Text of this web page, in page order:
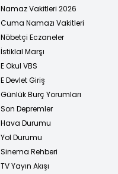
Namaz Vakitleri 2026
Cuma Namazı Vakitleri
Nöbetçi Eczaneler
İstiklal Marşı
E Okul VBS
E Devlet Giriş
Günlük Burç Yorumları
Son Depremler
Hava Durumu
Yol Durumu
Sinema Rehberi
TV Yayın Akışı